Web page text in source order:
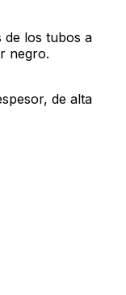
de los tubos a
negro.
de alta